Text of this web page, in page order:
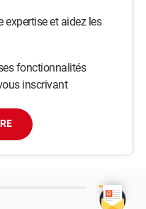
expertise et aidez les
fonctionnalités
inscrivant